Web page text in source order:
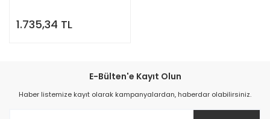
1.735,34 TL
E-Bülten'e Kayıt Olun
Haber listemize kayıt olarak kampanyalardan, haberdar olabilirsiniz.